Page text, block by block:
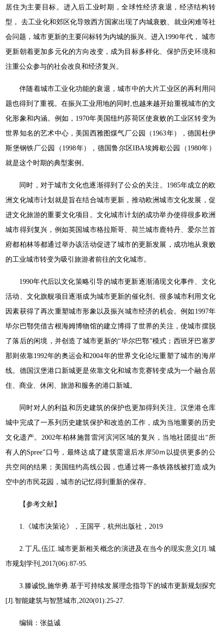
居住为主要目标。进入后工业时期，全球性经济衰退，经济结构转
型， 去工业化和郊区化导致西方国家出现了内城衰败、就业闲难等社
会问题，城市更新的主要问标转为内城的振兴。进入1990年代， 城市
更新朝着更加多元化的方向改变，成为目标多样化、保护历史环境和
注重公众参与的社会改良和经济复兴。
伴随着城市工业化功能的衰退，城市中的大片工业区的再利用问
题也得到了重视。在振兴工业用地的同时,也越来越开始重视城市的文
化形象和内涵。例如，1970年美国纽约苏荷区使衰败的工业区转变为
世界知名的艺术中心，美国西雅图煤气厂公园（1963年），德国杜伊
斯堡钢铁厂公园（1998年），德国鲁尔区IBA埃姆歇公园（1980年）
就是这个时期的典型案例。
同时，对于城市文化也逐渐得到了公众的关注。1985年成立的欧
洲文化城市计划就是旨在结合城市更新，推动欧洲城市文化发展，促
进文化旅游的重要文化项目。文化城市计划的成功举办使得很多欧洲
城市得到复兴，例如英国城市格拉斯哥、荷兰城市鹿特丹、爱尔兰首
府都柏林等都通过举办该活动促进了城市的更新发展，成功地从衰败
的工业城市转变为吸引旅游者前往的文化城市。
1990年代后以文化策略引导的城市更新逐渐涌现文化事件、文化
活动、文化旗舰项目逐渐成为城市更新的催化剂。很多城市利用文化
因素获得了再次重塑城市形象以及振兴城市经济的机会。例如1997年
毕尔巴鄂凭借古根海姆博物馆的建立博得了世界的关注，使城市摆脱
了落后的闲境，并创造了城市更新的“毕尔巴鄂”模式；西班牙巴塞罗
那则依靠1992年的奥运会和2004年的世界文化论坛重塑了城市的海岸
线。德国汉堡港口新城更是依靠文化和城市竞赛转变成为一个融合居
住、商业、休闲、旅游和服务的港口新城。
同时对人的利益和历史建筑的保护也更加得到关注。汉堡港仓库
城中完成了一系列历史建筑保护和改造的工作，成为当地重要的历史
文化遗产。2002年柏林施普雷河滨河区域的复兴，当地社团提出“所
有人的Spree”口号，最终达成了建筑需退后水岸50ｍ以提供更多的公
共空间的结果；美国纽约高线公园，也通过将一条铁路线被打造成为
空中的市民花园，城市的记忆得到重新的保存。
【参考文献】
1.《城市决策论》，王国平，杭州出版社，2019
2.丁凡,伍江.城市更新相关概念的演进及在当今的现实意义[J].城
市规划学刊,2017(06):87-95.
3.滕诚悦,施华勇.基于可持续发展理念指导下的城市更新规划探究
[J].智能建筑与智慧城市,2020(01):25-27.
编辑：张益诚